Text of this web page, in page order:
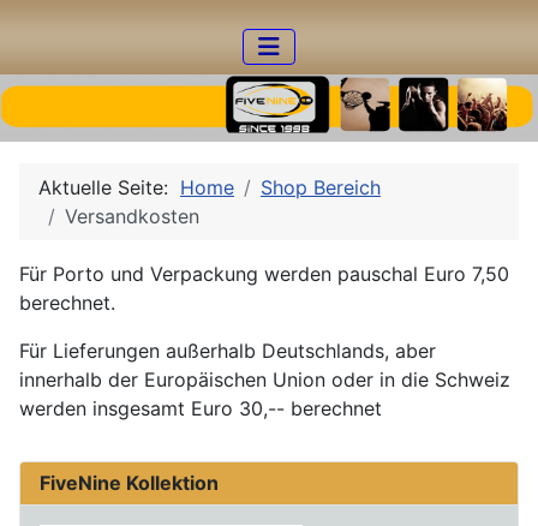
Aktuelle Seite: Home
Shop Bereich
Versandkosten
Für Porto und Verpackung werden pauschal Euro 7,50
berechnet.
Für Lieferungen außerhalb Deutschlands, aber
innerhalb der Europäischen Union oder in die Schweiz
werden insgesamt Euro 30,-- berechnet
FiveNine Kollektion